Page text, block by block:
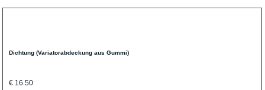
Dichtung (Variatorabdeckung aus Gummi)
€ 16.50